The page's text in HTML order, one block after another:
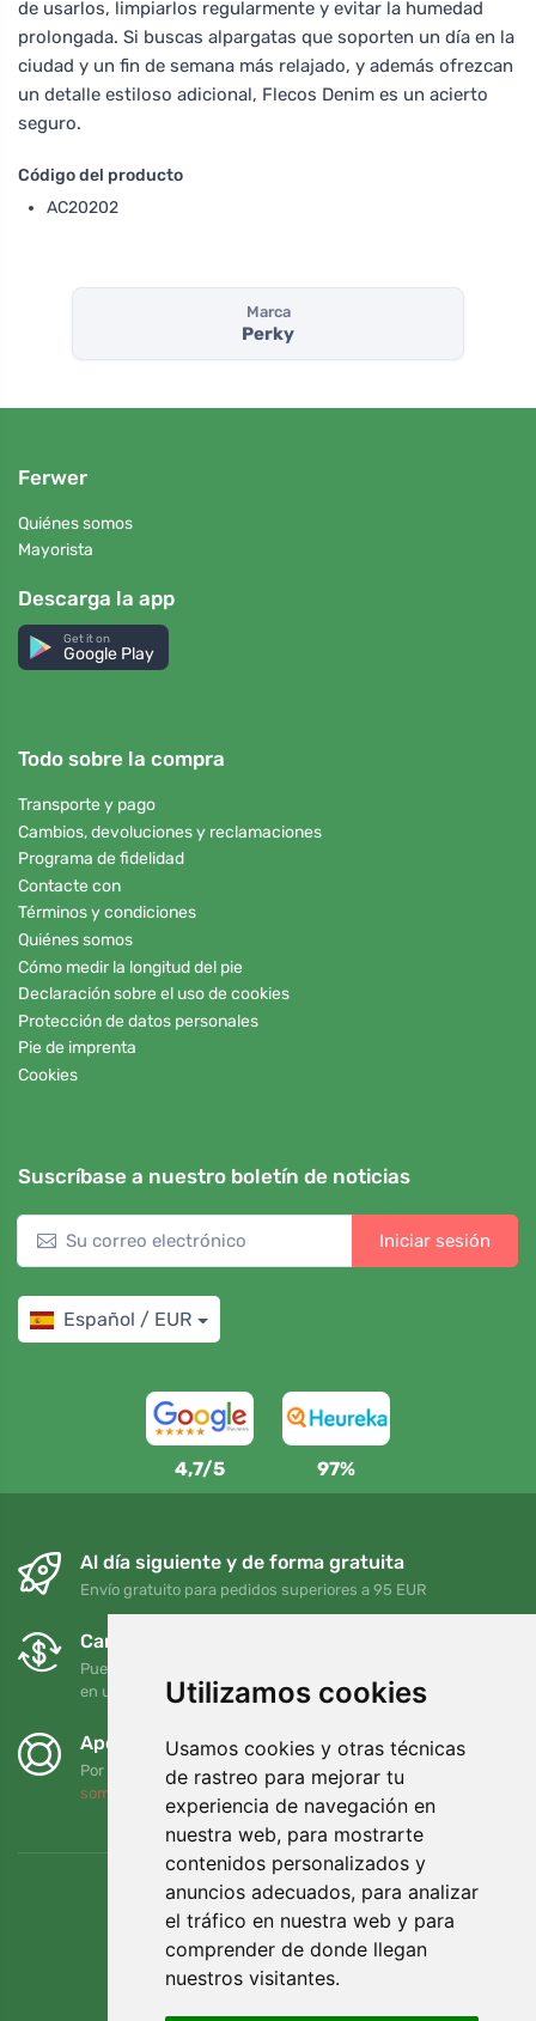
Utilizamos cookies
Usamos cookies y otras técnicas
de rastreo para mejorar tu
experiencia de navegación en
nuestra web, para mostrarte
contenidos personalizados y
anuncios adecuados, para analizar
el tráfico en nuestra web y para
comprender de donde llegan
nuestros visitantes.
de usarlos, limpiarlos regularmente y evitar la humedad
prolongada. Si buscas alpargatas que soporten un día en la
ciudad y un fin de semana más relajado, y además ofrezcan
un detalle estiloso adicional, Flecos Denim es un acierto
seguro.
Código del producto
AC20202
Marca
Perky
Ferwer
Quiénes somos
Mayorista
Descarga la app
Get it on
Google Play
Todo sobre la compra
Transporte y pago
Cambios, devoluciones y reclamaciones
Programa de fidelidad
Contacte con
Términos y condiciones
Quiénes somos
Cómo medir la longitud del pie
Declaración sobre el uso de cookies
Protección de datos personales
Pie de imprenta
Cookies
Suscríbase a nuestro boletín de noticias
Iniciar sesión
Español / EUR
4,7/5 97%
Al día siguiente y de forma gratuita
Envío gratuito para pedidos superiores a 95 EUR
Cambios y devoluciones gratuitos
Puede devolver o cambiar su pedido en cualquier momento
en un plazo de 90 días
Apoyamos a Trees.org
Por cada pedido plantamos un árbol. Leer más
somos